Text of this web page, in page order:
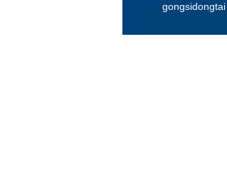
gongsidongtai